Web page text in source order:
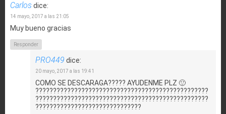
Carlos dice:
14 mayo, 2017 a las 21:05
Muy bueno gracias
Responder
PRO449 dice:
20 mayo, 2017 a las 19:41
COMO SE DESCARAGA????? AYUDENME PLZ 🙂
?????????????????????????????????????????????????
?????????????????????????????????????????????????
??????????????????????????????